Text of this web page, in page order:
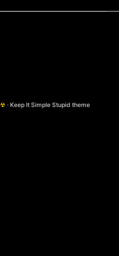
☢ · Keep It Simple Stupid theme